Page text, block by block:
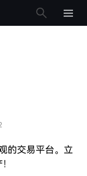
的交易平台。立